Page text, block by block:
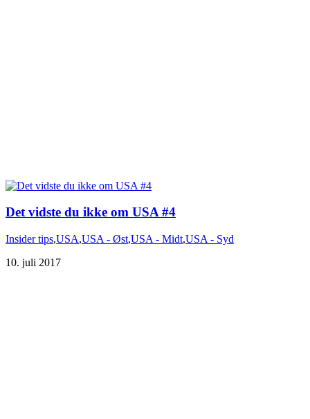
Det vidste du ikke om USA #4
Insider tips,USA,USA - Øst,USA - Midt,USA - Syd
10. juli 2017